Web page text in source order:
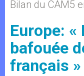
Bilan du CAM5
Europe:
bafouée
français »